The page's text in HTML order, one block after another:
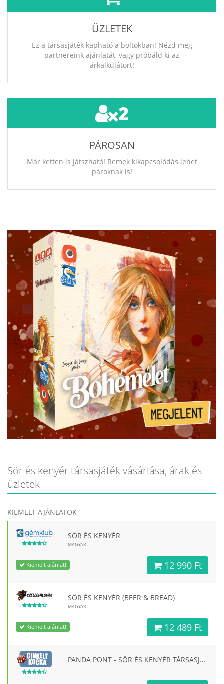
ÜZLETEK
Ez a társasjáték kapható a boltokban! Nézd meg
partnereink ajánlatát, vagy próbáld ki az
árkalkulátort!
2
PÁROSAN
Már ketten is játszható! Remek kikapcsolódás lehet
pároknak is!
Sör és kenyér társasjáték vásárlása, árak és
üzletek
KIEMELT AJÁNLATOK
SÖR ÉS KENYÉR
MAGYAR
Kiemelt ajánlat! 12 990 Ft
SÖR ÉS KENYÉR (BEER & BREAD)
MAGYAR
Kiemelt ajánlat! 12 489 Ft
PANDA PONT - SÖR ÉS KENYÉR TÁRSASJÁTÉK